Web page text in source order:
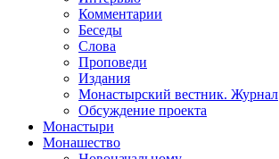
Комментарии
Беседы
Слова
Проповеди
Издания
Монастырский вестник. Журнал
Обсуждение проекта
Монастыри
Монашество